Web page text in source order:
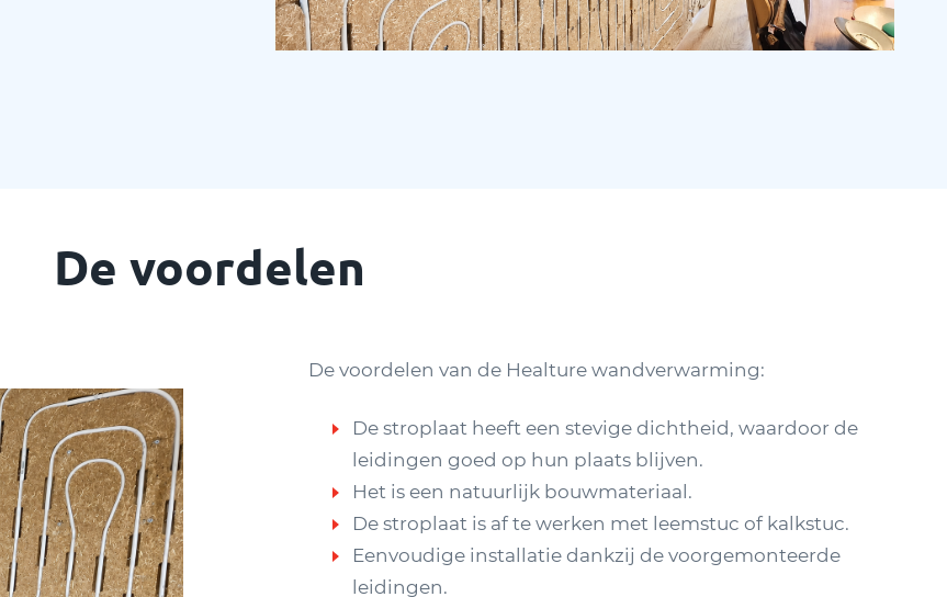
De voordelen
De voordelen van de Healture wandverwarming:
De stroplaat heeft een stevige dichtheid, waardoor de
leidingen goed op hun plaats blijven.
Het is een natuurlijk bouwmateriaal.
De stroplaat is af te werken met leemstuc of kalkstuc.
Eenvoudige installatie dankzij de voorgemonteerde
leidingen.